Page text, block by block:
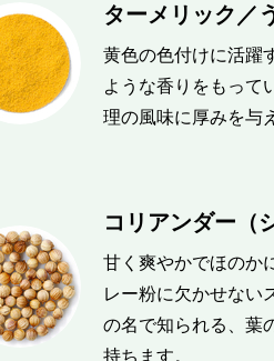
ターメリック／
黄色の色付けに活躍
ような香りをもって
理の風味に厚みを与
コリアンダー（
甘く爽やかでほのか
レー粉に欠かせない
の名で知られる、葉
持ちます。